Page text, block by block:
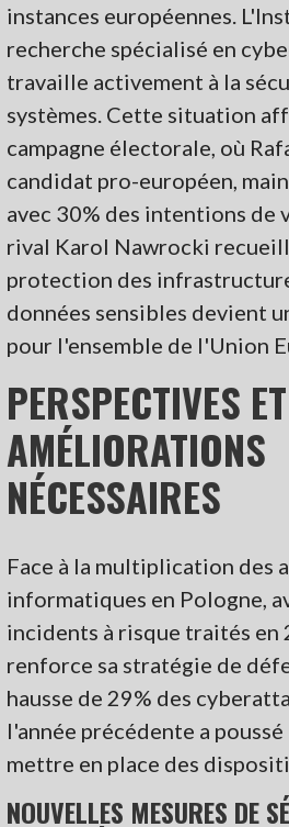
instances européennes.
recherche spécialisé en
travaille activement à la
systèmes. Cette situation
campagne électorale, où
candidat pro-européen,
avec 30% des intentions de
rival Karol Nawrocki
protection des
données sensibles devient
pour l'ensemble de l'Union
PERSPECTIVES ET
AMÉLIORATIONS
NÉCESSAIRES
Face à la multiplication des
informatiques en Pologne,
incidents à risque traités en
renforce sa stratégie de
hausse de 29% des
l'année précédente a
mettre en place des
NOUVELLES MESURES DE